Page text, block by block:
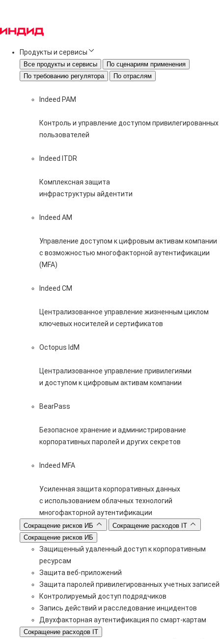
Продукты и сервисы
Все продукты и сервисы
По сценариям применения
По требованию регулятора
По отраслям
Indeed PAM
Контроль и управление доступом привилегированных
пользователей
Indeed ITDR
Комплексная защита
инфраструктуры айдентити
Indeed AM
Управление доступом к цифровым активам компании
с возможностью многофакторной аутентификации
(MFA)
Indeed CM
Централизованное управление жизненным циклом
ключевых носителей и сертификатов
Octopus IdM
Централизованное управление привилегиями
и доступом к цифровым активам компании
BearPass
Безопасное хранение и администрирование
корпоративных паролей и других секретов
Indeed MFA
Усиленная защита корпоративных данных
с использованием облачных технологий
многофакторной аутентификации
Сокращение рисков ИБ
Сокращение расходов IT
Сокращение рисков ИБ
Защищенный удаленный доступ к корпоративным
ресурсам
Защита веб-приложений
Защита паролей привилегированных учетных записей
Контролируемый доступ подрядчиков
Запись действий и расследование инцидентов
Двухфакторная аутентификация по смарт-картам
Сокращение расходов IT